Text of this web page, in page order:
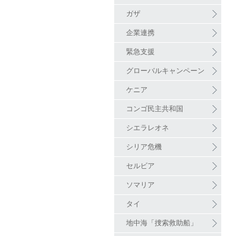
ガザ
企業連携
緊急支援
グローバルキャンペーン
ケニア
コンゴ民主共和国
シエラレオネ
シリア危機
セルビア
ソマリア
タイ
地中海「捜索救助船」